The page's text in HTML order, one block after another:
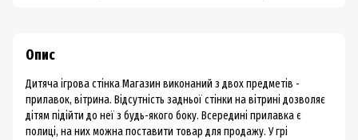
Опис
Дитяча ігрова стінка Магазин виконаний з двох предметів -
прилавок, вітрина. Відсутність задньої стінки на вітрині дозволяє
дітям підійти до неї з будь-якого боку. Всередині прилавка є
полиці, на них можна поставити товар для продажу. У грі